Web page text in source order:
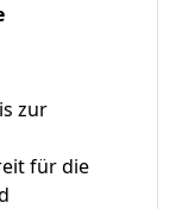
zur
für die